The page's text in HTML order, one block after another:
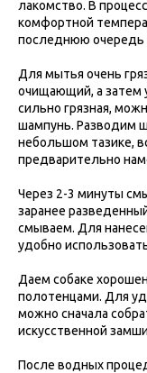
лакомство. В
комфортной
последнюю очередь
Для мытья очень
очищающий, а затем
сильно грязная,
шампунь. Разводим
небольшом тазике,
предварительно
Через 2-3 минуты
заранее
смываем. Для
удобно
Даем собаке
полотенцами. Для
можно сначала
искусственной
После водных